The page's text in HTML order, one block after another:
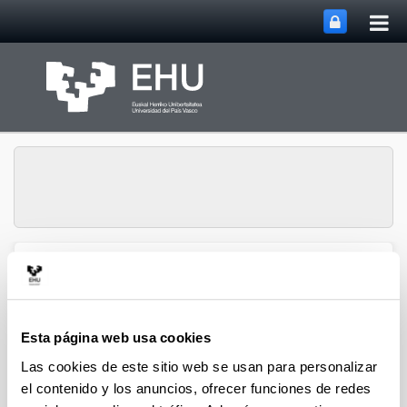
Esta página web usa cookies
Las cookies de este sitio web se usan para personalizar
el contenido y los anuncios, ofrecer funciones de redes
QUALIKER
Publicaciones: 2023